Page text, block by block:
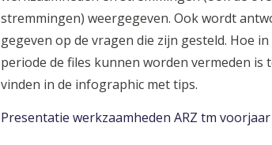
stremmingen) weergegeven. Ook wordt
gegeven op de vragen die zijn gesteld. Hoe in
periode de files kunnen worden vermeden is
vinden in de infographic met tips.
Presentatie werkzaamheden ARZ tm voorjaar